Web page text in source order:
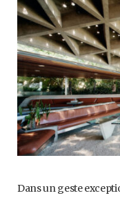
Dans un geste